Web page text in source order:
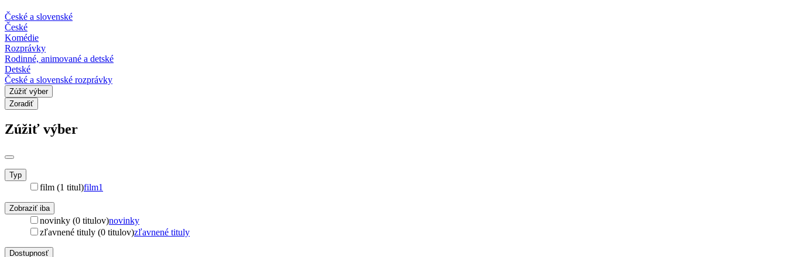
České a slovenské
České
Komédie
Rozprávky
Rodinné, animované a detské
Detské
České a slovenské rozprávky
Zúžiť výber
Zoradiť
Zúžiť výber
Typ
film (1 titul)film1
Zobraziť iba
novinky (0 titulov)novinky
zľavnené tituly (0 titulov)zľavnené tituly
Dostupnosť